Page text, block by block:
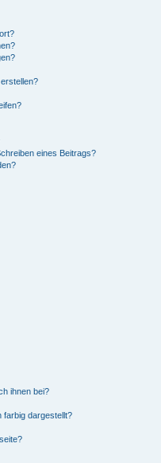
eines Beitrags?
ihnen bei?
farbig dargestellt?